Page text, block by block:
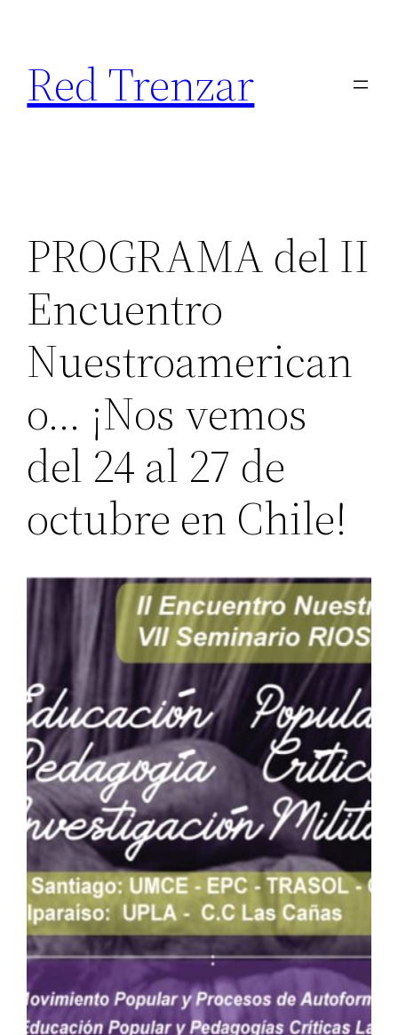
contenido
Red Trenzar
PROGRAMA del II
Encuentro
Nuestroamerican
o… ¡Nos vemos
del 24 al 27 de
octubre en Chile!